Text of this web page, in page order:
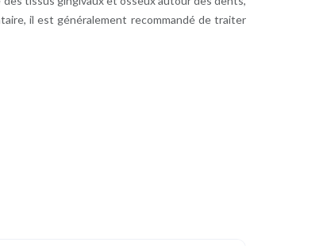
il est généralement recommandé de traiter